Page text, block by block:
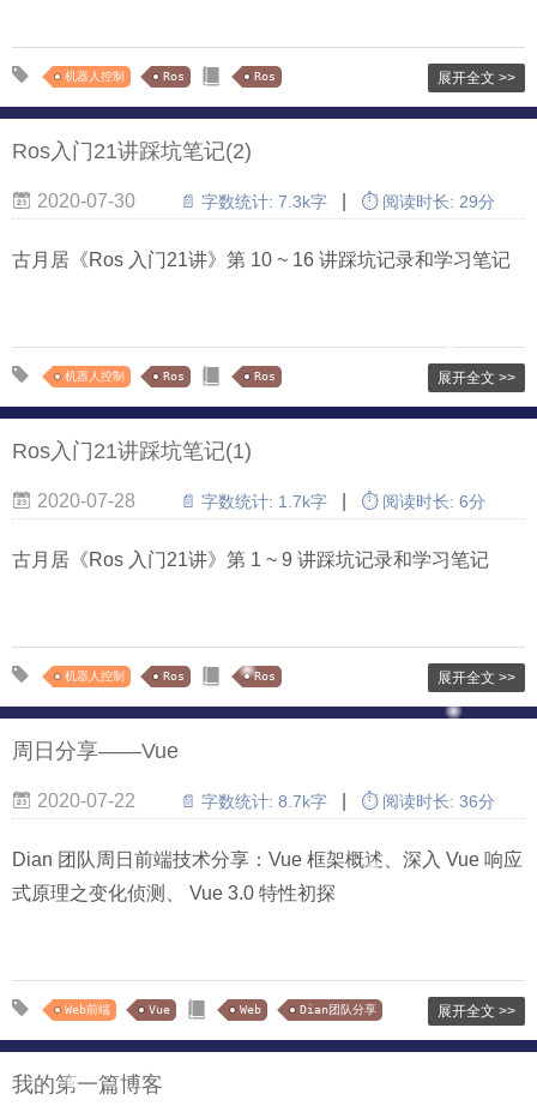
机器人控制 Ros Ros 展开全文 >>
Ros入门21讲踩坑笔记(2)
2020-07-30 📄 字数统计: 7.3k字 ⏱ 阅读时长: 29分
古月居《Ros 入门21讲》第 10 ~ 16 讲踩坑记录和学习笔记
机器人控制 Ros Ros 展开全文 >>
Ros入门21讲踩坑笔记(1)
2020-07-28 📄 字数统计: 1.7k字 ⏱ 阅读时长: 6分
古月居《Ros 入门21讲》第 1 ~ 9 讲踩坑记录和学习笔记
机器人控制 Ros Ros 展开全文 >>
周日分享——Vue
2020-07-22 📄 字数统计: 8.7k字 ⏱ 阅读时长: 36分
Dian 团队周日前端技术分享：Vue 框架概述、深入 Vue 响应
式原理之变化侦测、 Vue 3.0 特性初探
Web前端 Vue Web Dian团队分享 展开全文 >>
我的第一篇博客